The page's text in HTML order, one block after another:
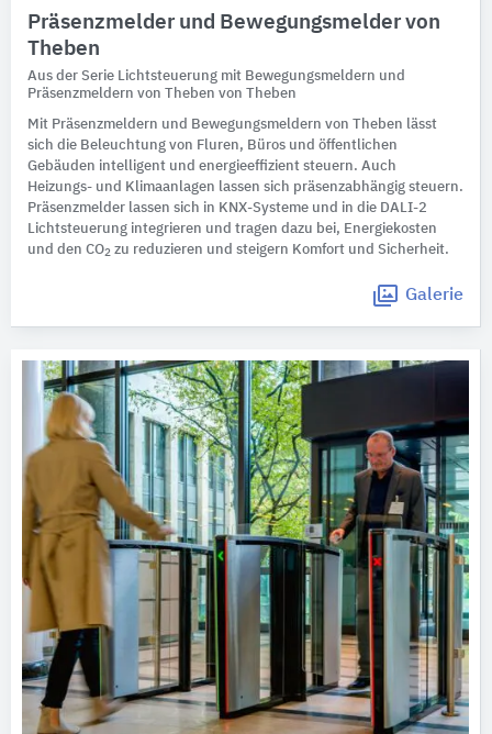
Präsenzmelder und Bewegungsmelder von
Theben
Aus der Serie Lichtsteuerung mit Bewegungsmeldern und
Präsenzmeldern von Theben von Theben
Mit Präsenzmeldern und Bewegungsmeldern von Theben lässt
sich die Beleuchtung von Fluren, Büros und öffentlichen
Gebäuden intelligent und energieeffizient steuern. Auch
Heizungs- und Klimaanlagen lassen sich präsenzabhängig steuern.
Präsenzmelder lassen sich in KNX-Systeme und in die DALI-2
Lichtsteuerung integrieren und tragen dazu bei, Energiekosten
und den CO2 zu reduzieren und steigern Komfort und Sicherheit.
Galerie